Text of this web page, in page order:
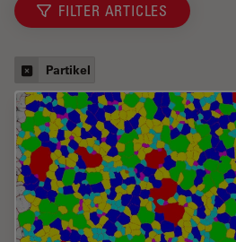
FILTER ARTICLES
Partikel